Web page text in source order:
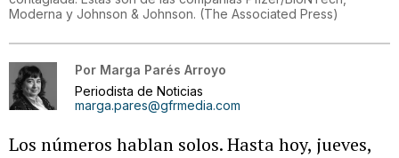
Moderna y Johnson & Johnson. (The Associated Press)
Por Marga Parés Arroyo
Periodista de Noticias
marga.pares@gfrmedia.com
Los números hablan solos. Hasta hoy, jueves,